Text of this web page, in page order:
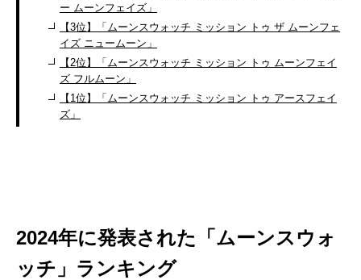
ー ムーンフェイズ」
【3位】「ムーンスウォッチ ミッション トゥ ザ ムーンフェ
イズ ニュームーン」
【2位】「ムーンスウォッチ ミッション トゥ ムーンフェイ
ズ フルムーン」
【1位】「ムーンスウォッチ ミッション トゥ アースフェイ
ズ」
2024年に発表された「ムーンスウォ
ッチ」ランキング